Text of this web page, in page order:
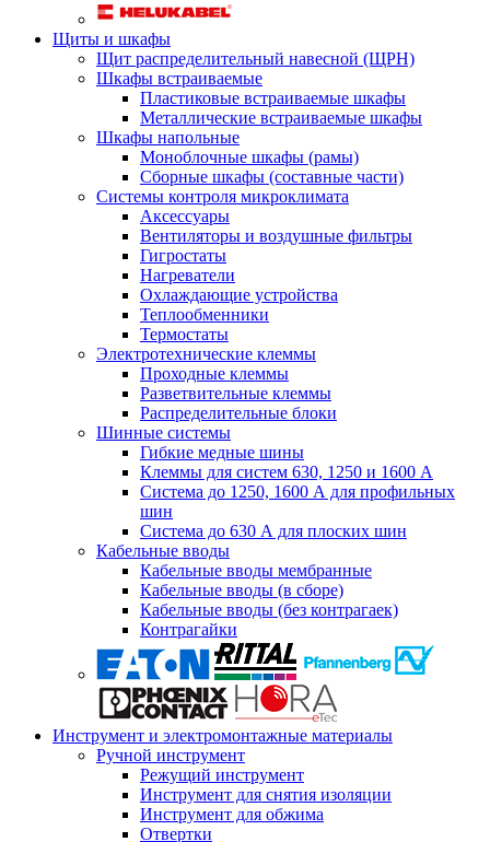
Щиты и шкафы
Щит распределительный навесной (ЩРН)
Шкафы встраиваемые
Пластиковые встраиваемые шкафы
Металлические встраиваемые шкафы
Шкафы напольные
Моноблочные шкафы (рамы)
Сборные шкафы (составные части)
Системы контроля микроклимата
Аксессуары
Вентиляторы и воздушные фильтры
Гигростаты
Нагреватели
Охлаждающие устройства
Теплообменники
Термостаты
Электротехнические клеммы
Проходные клеммы
Разветвительные клеммы
Распределительные блоки
Шинные системы
Гибкие медные шины
Клеммы для систем 630, 1250 и 1600 А
Система до 1250, 1600 А для профильных
шин
Система до 630 А для плоских шин
Кабельные вводы
Кабельные вводы мембранные
Кабельные вводы (в сборе)
Кабельные вводы (без контрагаек)
Контрагайки
Инструмент и электромонтажные материалы
Ручной инструмент
Режущий инструмент
Инструмент для снятия изоляции
Инструмент для обжима
Отвертки